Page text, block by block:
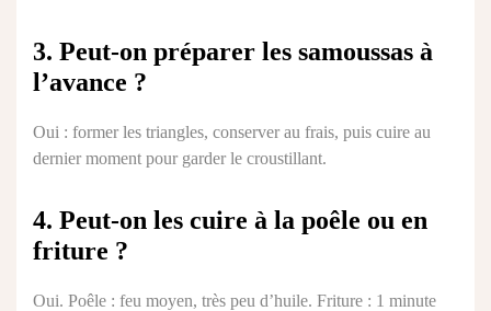
3. Peut-on préparer les samoussas à
l’avance ?
Oui : former les triangles, conserver au frais, puis cuire au
dernier moment pour garder le croustillant.
4. Peut-on les cuire à la poêle ou en
friture ?
Oui. Poêle : feu moyen, très peu d’huile. Friture : 1 minute